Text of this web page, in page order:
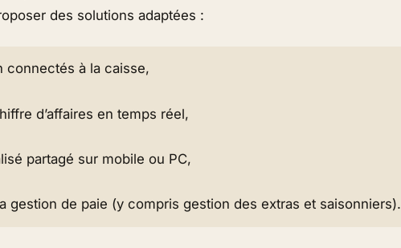
des solutions adaptées :
connectés à la caisse,
d’affaires en temps réel,
partagé sur mobile ou PC,
gestion de paie (y compris gestion des extras et saisonniers).